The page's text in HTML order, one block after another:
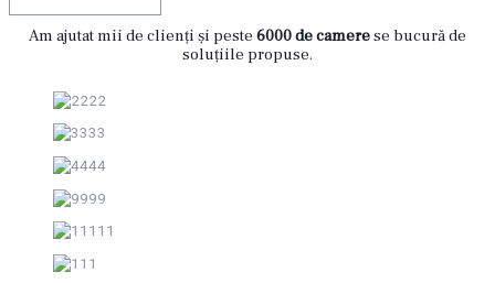
Am ajutat mii de clienți și peste 6000 de camerese bucură de
soluțiile propuse.